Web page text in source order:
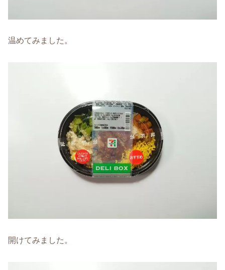
温めてみました。
開けてみました。